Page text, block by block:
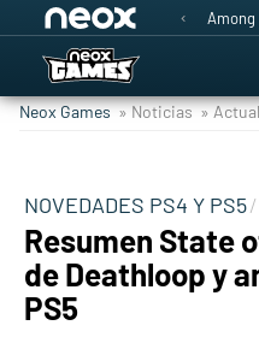
Among
Neox Games » Noticias »
NOVEDADES PS4 Y PS5
Resumen State
de Deathloop y
PS5